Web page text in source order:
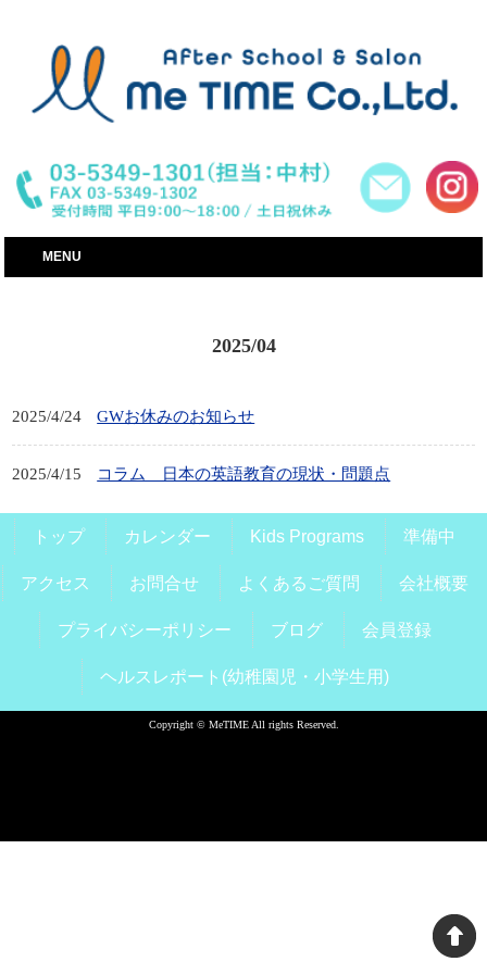
MENU
2025/04
2025/4/24 GWお休みのお知らせ
2025/4/15 コラム 日本の英語教育の現状・問題点
トップ カレンダー Kids Programs 準備中
アクセス お問合せ よくあるご質問 会社概要
プライバシーポリシー ブログ 会員登録
ヘルスレポート(幼稚園児・小学生用)
Copyright © MeTIME All rights Reserved.